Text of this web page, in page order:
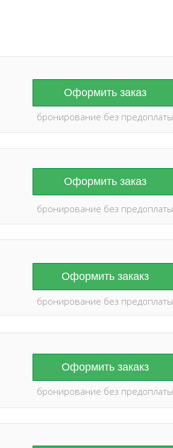
Оформить заказ
Оформить закакз
бронирование без предоплаты
Оформить заказ
Оформить закакз
бронирование без предоплаты
бронирование без предоплаты
бронирование без предоплаты